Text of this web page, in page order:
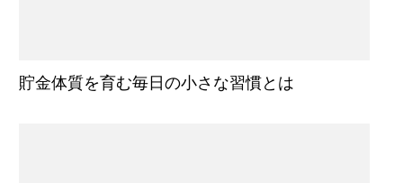
貯金体質を育む毎日の小さな習慣とは